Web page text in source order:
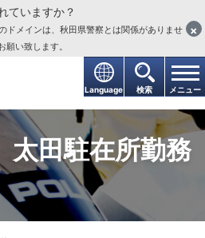
Language 検索 メニュー
ていますか？
ドメインは、秋田県警察とは関係がありませ
い致します。
×
田駐在所勤務